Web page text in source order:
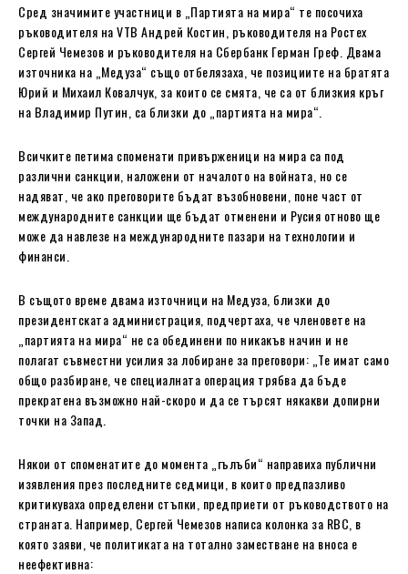
Сред значимите участници в „Партията на мира“ те посочиха
ръководителя на VTB Андрей Костин, ръководителя на Ростех
Сергей Чемезов и ръководителя на Сбербанк Герман Греф. Двама
източника на „Медуза“ също отбелязаха, че позициите на братята
Юрий и Михаил Ковалчук, за които се смята, че са от близкия кръг
на Владимир Путин, са близки до „партията на мира“.
Всичките петима споменати привърженици на мира са под
различни санкции, наложени от началото на войната, но се
надяват, че ако преговорите бъдат възобновени, поне част от
международните санкции ще бъдат отменени и Русия отново ще
може да навлезе на международните пазари на технологии и
финанси.
В същото време двама източници на Медуза, близки до
президентската администрация, подчертаха, че членовете на
„партията на мира“ не са обединени по никакъв начин и не
полагат съвместни усилия за лобиране за преговори: „Те имат само
общо разбиране, че специалната операция трябва да бъде
прекратена възможно най-скоро и да се търсят някакви допирни
точки на Запад.
Някои от споменатите до момента „гълъби“ направиха публични
изявления през последните седмици, в които предпазливо
критикуваха определени стъпки, предприети от ръководството на
страната. Например, Сергей Чемезов написа колонка за RBC, в
която заяви, че политиката на тотално заместване на вноса е
неефективна: